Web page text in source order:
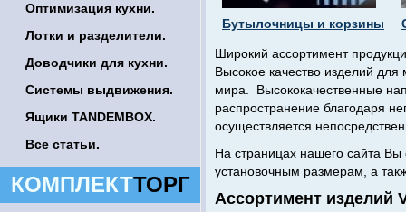
Оптимизация кухни.
Лотки и разделители.
Доводчики для кухни.
Системы выдвижения.
Ящики TANDEMBOX.
Все статьи.
КОМПЛЕКТТОРГ
Бутылочницы и корзины
Широкий ассортимент
Высокое качество изделий
мира. Высококачественные
распространение благодаря
осуществляется
На страницах нашего сайта
установочным размерам, а
Ассортимент изделий